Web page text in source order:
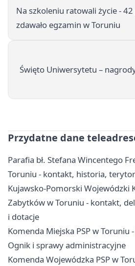
Na szkoleniu ratowali życie -
zdawało egzamin w Toruniu
Święto Uniwersytetu –
Przydatne dane
Parafia bł. Stefana Wincentego
Toruniu - kontakt, historia,
Kujawsko-Pomorski Wojewódzki
Zabytków w Toruniu - kontakt,
i dotacje
Komenda Miejska PSP w Toruniu
Ognik i sprawy administracyjne
Komenda Wojewódzka PSP w